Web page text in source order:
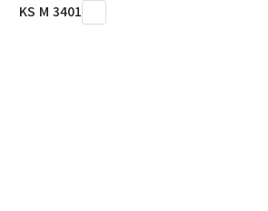
KS M 3401